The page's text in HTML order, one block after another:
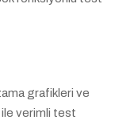
grafikleri ve
verimli test